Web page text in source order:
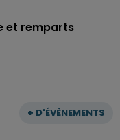
+ D'ÉVÈNEMENTS
et remparts